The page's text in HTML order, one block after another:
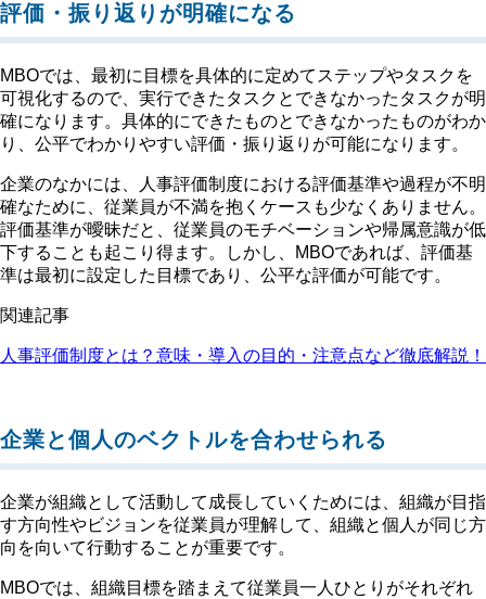
評価・振り返りが明確になる
MBOでは、最初に目標を具体的に定めてステップやタスクを
可視化するので、実行できたタスクとできなかったタスクが明
確になります。具体的にできたものとできなかったものがわか
り、公平でわかりやすい評価・振り返りが可能になります。
企業のなかには、人事評価制度における評価基準や過程が不明
確なために、従業員が不満を抱くケースも少なくありません。
評価基準が曖昧だと、従業員のモチベーションや帰属意識が低
下することも起こり得ます。しかし、MBOであれば、評価基
準は最初に設定した目標であり、公平な評価が可能です。
関連記事
人事評価制度とは？意味・導入の目的・注意点など徹底解説！
企業と個人のベクトルを合わせられる
企業が組織として活動して成長していくためには、組織が目指
す方向性やビジョンを従業員が理解して、組織と個人が同じ方
向を向いて行動することが重要です。
MBOでは、組織目標を踏まえて従業員一人ひとりがそれぞれ